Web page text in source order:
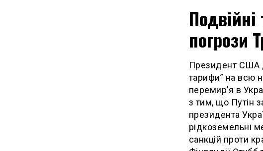
погрози
Президент США
тарифи” на всю
перемир’я в
з тим, що Путін
президента
рідкоземельні
санкцій проти